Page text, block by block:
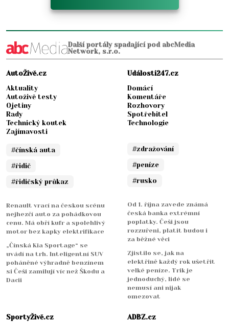
Další portály spadající pod abcMedia
Network, s.r.o.
AutoŽivě.cz
Aktuality
Autoživě testy
Ojetiny
Rady
Technický koutek
Zajímavosti
#čínská auta
#řidič
#řidičský průkaz
Renault vrací na českou scénu
nejhezčí auto za pohádkovou
cenu. Má obří kufr a spolehlivý
motor bez kapky elektrifikace
„Čínská Kia Sportage“ se
uvádí na trh. Inteligentní SUV
poháněné výhradně benzínem
si Češi zamilují víc než Škodu a
Dacii
Události247.cz
Domácí
Komentáře
Rozhovory
Spotřebitel
Technologie
#zdražování
#peníze
#rusko
Od 1. října zavede známá
česká banka extrémní
poplatky. Češi jsou
rozzuřeni, platit budou i
za běžné věci
Zjistilo se, jak na
elektřině každý rok ušetřit
velké peníze. Trik je
jednoduchý, lidé se
nemusí ani nijak
omezovat
SportyŽivě.cz
ADBZ.cz